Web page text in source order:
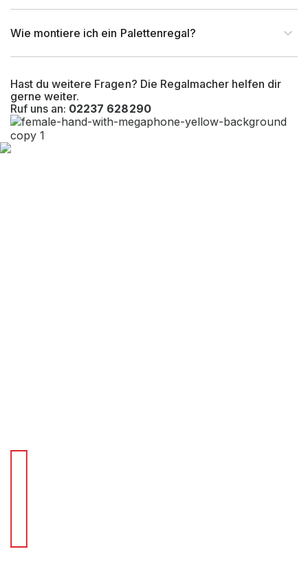
Hast du weitere Fragen? Die Regalmacher helfen dir
gerne weiter.
Ruf uns an: 02237 628290
Wie montiere ich ein Palettenregal?